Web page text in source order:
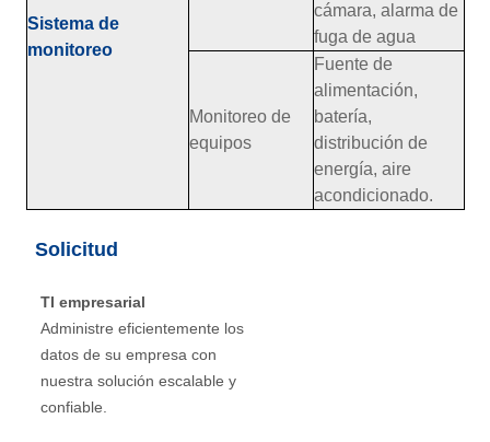
Sistema de
monitoreo
cámara, alarma de
fuga de agua
Monitoreo de
equipos
Fuente de
alimentación,
batería,
distribución de
energía, aire
acondicionado.
Solicitud
TI empresarial
Administre eficientemente los
datos de su empresa con
nuestra solución escalable y
confiable.